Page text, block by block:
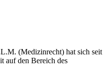
(Medizinrecht) hat sich seit
auf den Bereich des